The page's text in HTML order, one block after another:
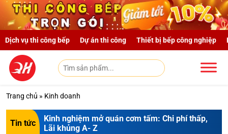
Skip to main content
Dịch vụ thi công bếp Dự án thi công Thiết bị bếp công nghiệp
Trang chủ » Kinh doanh
Tin tức
Kinh nghiệm mở quán cơm tấm: Chi phí thấp,
Lãi khủng A- Z